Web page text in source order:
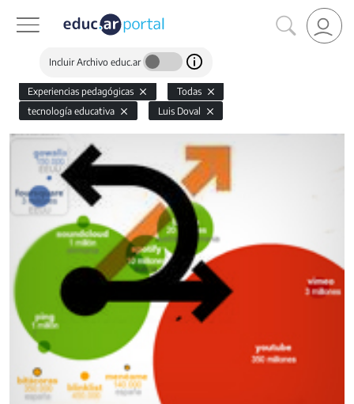
Incluir Archivo educ.ar
Experiencias pedagógicas
Todas
tecnología educativa
Luis Doval